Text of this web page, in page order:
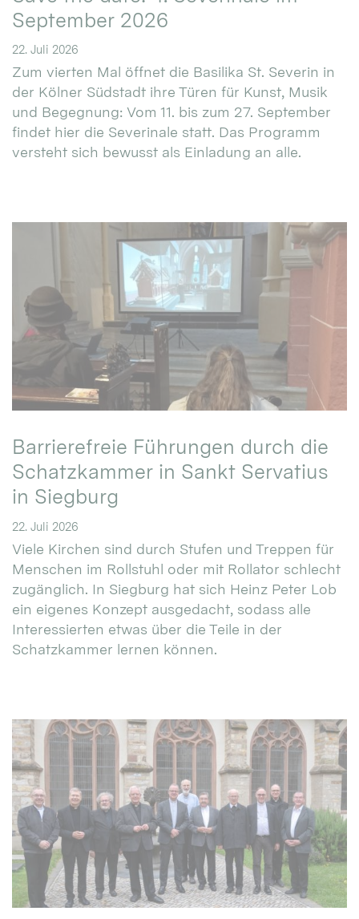
September 2026
22. Juli 2026
Zum vierten Mal öffnet die Basilika St. Severin in
der Kölner Südstadt ihre Türen für Kunst, Musik
und Begegnung: Vom 11. bis zum 27. September
findet hier die Severinale statt. Das Programm
versteht sich bewusst als Einladung an alle.
Barrierefreie Führungen durch die
Schatzkammer in Sankt Servatius
in Siegburg
22. Juli 2026
Viele Kirchen sind durch Stufen und Treppen für
Menschen im Rollstuhl oder mit Rollator schlecht
zugänglich. In Siegburg hat sich Heinz Peter Lob
ein eigenes Konzept ausgedacht, sodass alle
Interessierten etwas über die Teile in der
Schatzkammer lernen können.